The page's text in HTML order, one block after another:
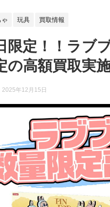
ゃ 玩具 買取情報
限定！！ラブ
の高額買取実
2025年12月15日